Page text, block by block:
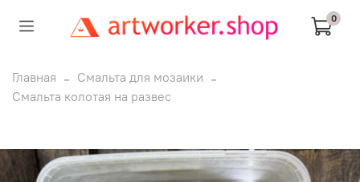
0
Главная
Смальта для мозаики
Смальта колотая на развес